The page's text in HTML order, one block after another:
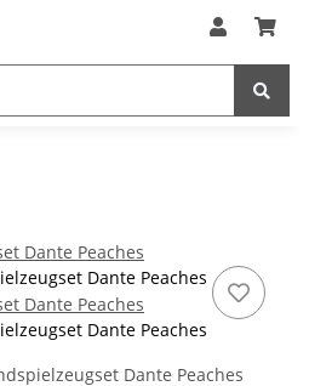
Dante Peaches
Dante Peaches